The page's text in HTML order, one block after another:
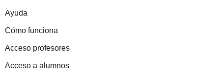
Ayuda
Cómo funciona
Acceso profesores
Acceso a alumnos